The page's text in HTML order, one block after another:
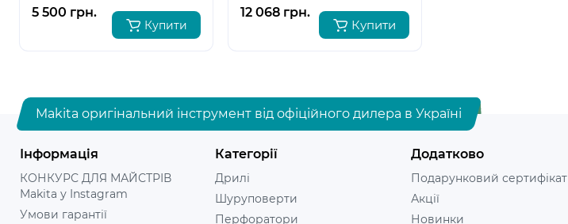
5 500 грн.
Купити
12 068 грн.
Купити
Makita оригінальний інструмент від офіційного дилера в Україні
Інформація
КОНКУРС ДЛЯ МАЙСТРІВ
Makita у Instagram
Умови гарантії
Категорії
Дрилі
Шуруповерти
Перфоратори
Додатково
Подарунковий сертифікат
Акції
Новинки